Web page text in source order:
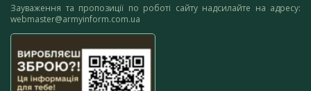
Зауваження та пропозиції по роботі сайту надсилайте на адресу:
webmaster@armyinform.com.ua